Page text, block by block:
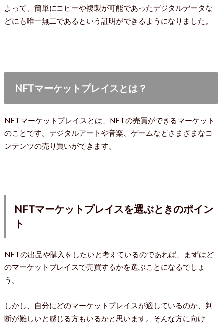
よって、簡単にコピーや複製が可能であったデジタルデータな
どにも唯一無二であるという証明ができるようになりました。
NFTマーケットプレイスとは？
NFTマーケットプレイスとは、NFTの売買ができるマーケット
のことです。デジタルアートや音楽、ゲームなどさまざまなコ
ンテンツの売り買いができます。
NFTマーケットプレイスを選ぶときのポイン
ト
NFTの出品や購入をしたいと考えているのであれば、まずはど
のマーケットプレイスで売買するかを選ぶことになるでしょ
う。
しかし、自分にどのマーケットプレイスが適しているのか、判
断が難しいと感じる方もいるかと思います。そんな方に向け